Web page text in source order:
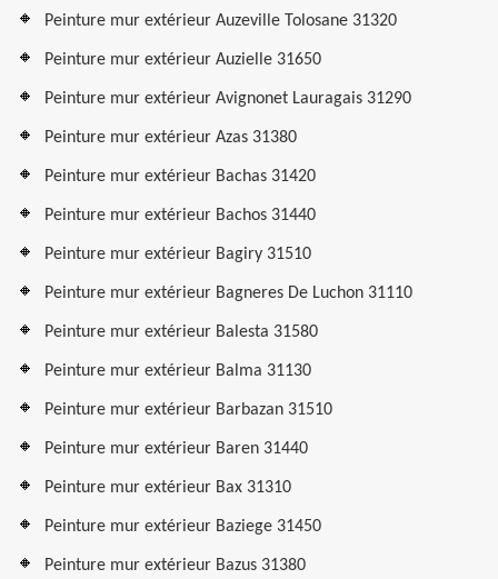
Peinture mur extérieur Auzeville Tolosane 31320
Peinture mur extérieur Auzielle 31650
Peinture mur extérieur Avignonet Lauragais 31290
Peinture mur extérieur Azas 31380
Peinture mur extérieur Bachas 31420
Peinture mur extérieur Bachos 31440
Peinture mur extérieur Bagiry 31510
Peinture mur extérieur Bagneres De Luchon 31110
Peinture mur extérieur Balesta 31580
Peinture mur extérieur Balma 31130
Peinture mur extérieur Barbazan 31510
Peinture mur extérieur Baren 31440
Peinture mur extérieur Bax 31310
Peinture mur extérieur Baziege 31450
Peinture mur extérieur Bazus 31380